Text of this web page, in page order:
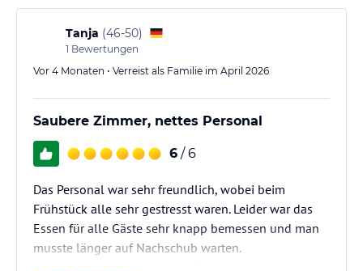
Tanja (46-50)
1 Bewertungen
Vor 4 Monaten • Verreist als Familie im April 2026
Saubere Zimmer, nettes Personal
6 / 6
Das Personal war sehr freundlich, wobei beim
Frühstück alle sehr gestresst waren. Leider war das
Essen für alle Gäste sehr knapp bemessen und man
musste länger auf Nachschub warten.